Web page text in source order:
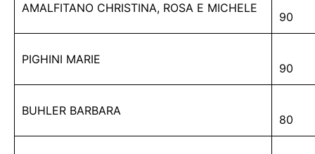
AMALFITANO CHRISTINA, ROSA E MICHELE
90
PIGHINI MARIE
90
BUHLER BARBARA
80